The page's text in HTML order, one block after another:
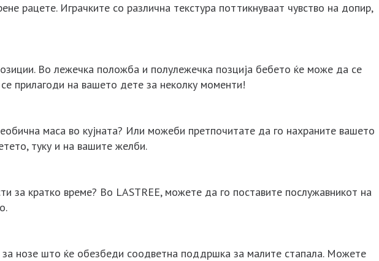
рацете. Играчките со различна текстура поттикнуваат чувство на допир,
Во лежечка положба и полулежечка позција бебето ќе може да се
прилагоди на вашето дете за неколку моменти!
маса во кујната? Или можеби претпочитате да го нахраните вашето
туку и на вашите желби.
кратко време? Во LASTREE, можете да го поставите послужавникот на
нозе што ќе обезбеди соодветна поддршка за малите стапала. Можете